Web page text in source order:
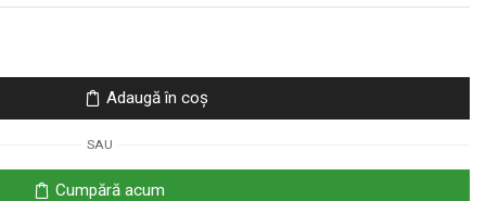
Adaugă în coș
SAU
Cumpără acum